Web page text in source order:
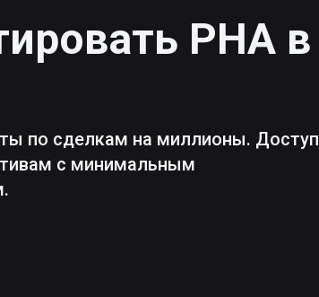
PHA в
по сделкам на миллионы. Доступ
с минимальным